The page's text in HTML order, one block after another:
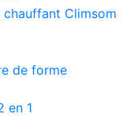
Climsom
de forme
en 1